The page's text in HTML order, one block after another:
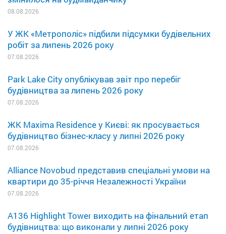
08.08.2026
У ЖК «Метрополіс» підбили підсумки будівельних
робіт за липень 2026 року
07.08.2026
Park Lake City опублікував звіт про перебіг
будівництва за липень 2026 року
07.08.2026
ЖК Maxima Residence у Києві: як просувається
будівництво бізнес-класу у липні 2026 року
07.08.2026
Alliance Novobud представив спеціальні умови на
квартири до 35-річчя Незалежності України
07.08.2026
A136 Highlight Tower виходить на фінальний етап
будівництва: що виконали у липні 2026 року